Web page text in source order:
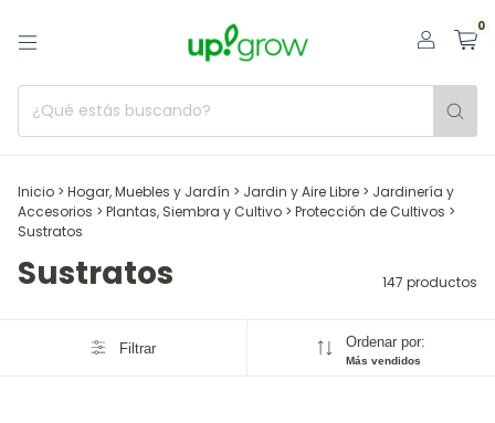
0
Inicio > Hogar, Muebles y Jardín > Jardin y Aire Libre > Jardinería y
Accesorios > Plantas, Siembra y Cultivo > Protección de Cultivos >
Sustratos
Sustratos 147 productos
Filtrar Ordenar por:
Más vendidos